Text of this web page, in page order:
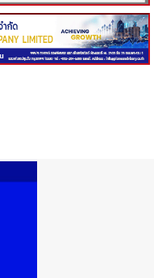
น ‘เกษตรกรไทยต้องมาก่อน’
รวงการท่องเที่ยวฯ เปิดงาน